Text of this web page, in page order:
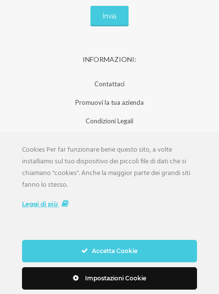
INFORMAZIONI:
Contattaci
Promuovi la tua azienda
Condizioni Legali
Iscrizione Aziende
Scarica la Rivista
Cookies Per far funzionare bene questo sito, a volte
installiamo sul tuo dispositivo dei piccoli file di dati che si
chiamano "cookies". Anche la maggior parte dei grandi siti
fanno lo stesso.
Leggi di più
Accetta Cookie
Impostazioni Cookie